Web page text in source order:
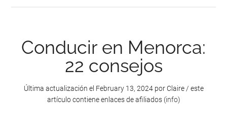
en
Menorca
(2025):
mis
consejos
Conducir en Menorca:
22 consejos
Última actualización el February 13, 2024por Claire/ este
artículo contiene enlaces de afiliados (info)